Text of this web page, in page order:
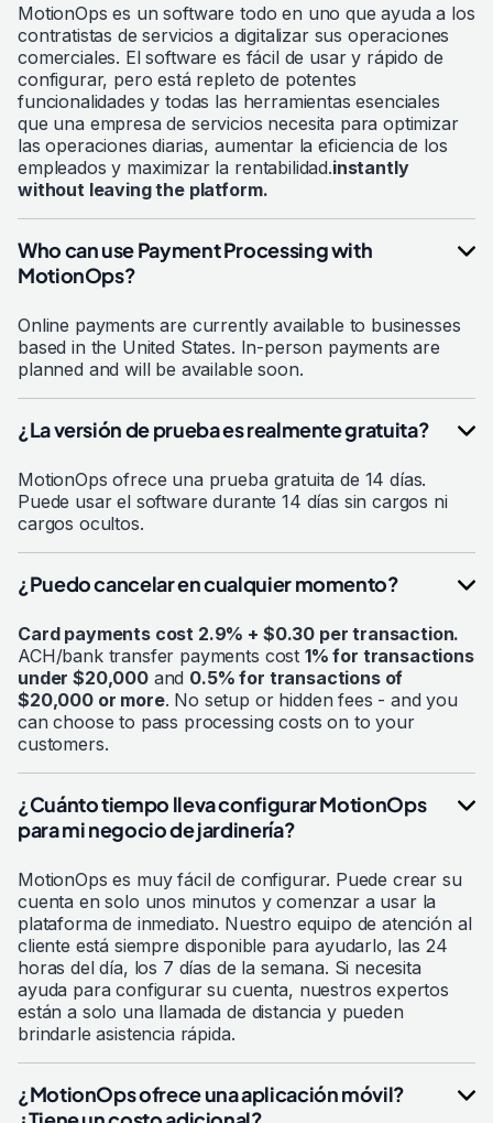
MotionOps es un software todo en uno que ayuda a los
contratistas de servicios a digitalizar sus operaciones
comerciales. El software es fácil de usar y rápido de
configurar, pero está repleto de potentes
funcionalidades y todas las herramientas esenciales
que una empresa de servicios necesita para optimizar
las operaciones diarias, aumentar la eficiencia de los
empleados y maximizar la rentabilidad.instantly
without leaving the platform.
Who can use Payment Processing with
MotionOps?
Online payments are currently available to businesses
based in the United States. In-person payments are
planned and will be available soon.
¿La versión de prueba es realmente gratuita?
MotionOps ofrece una prueba gratuita de 14 días.
Puede usar el software durante 14 días sin cargos ni
cargos ocultos.
¿Puedo cancelar en cualquier momento?
Card payments cost 2.9% + $0.30 per transaction.
ACH/bank transfer payments cost 1% for transactions
under $20,000and 0.5% for transactions of
$20,000 or more. No setup or hidden fees - and you
can choose to pass processing costs on to your
customers.
¿Cuánto tiempo lleva configurar MotionOps
para mi negocio de jardinería?
MotionOps es muy fácil de configurar. Puede crear su
cuenta en solo unos minutos y comenzar a usar la
plataforma de inmediato. Nuestro equipo de atención al
cliente está siempre disponible para ayudarlo, las 24
horas del día, los 7 días de la semana. Si necesita
ayuda para configurar su cuenta, nuestros expertos
están a solo una llamada de distancia y pueden
brindarle asistencia rápida.
¿MotionOps ofrece una aplicación móvil?